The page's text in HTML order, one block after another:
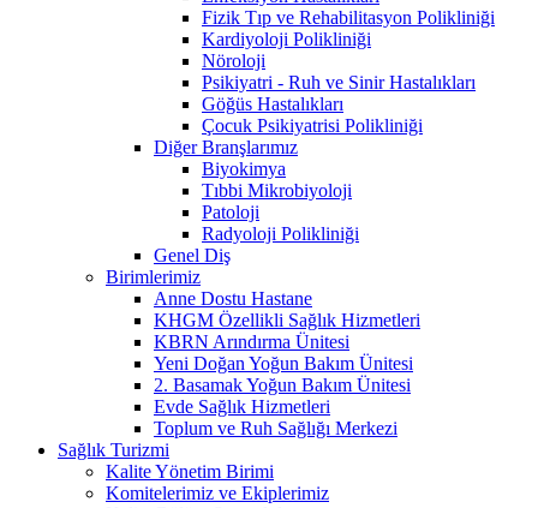
Fizik Tıp ve Rehabilitasyon Polikliniği
Kardiyoloji Polikliniği
Nöroloji
Psikiyatri - Ruh ve Sinir Hastalıkları
Göğüs Hastalıkları
Çocuk Psikiyatrisi Polikliniği
Diğer Branşlarımız
Biyokimya
Tıbbi Mikrobiyoloji
Patoloji
Radyoloji Polikliniği
Genel Diş
Birimlerimiz
Anne Dostu Hastane
KHGM Özellikli Sağlık Hizmetleri
KBRN Arındırma Ünitesi
Yeni Doğan Yoğun Bakım Ünitesi
2. Basamak Yoğun Bakım Ünitesi
Evde Sağlık Hizmetleri
Toplum ve Ruh Sağlığı Merkezi
Sağlık Turizmi
Kalite Yönetim Birimi
Komitelerimiz ve Ekiplerimiz